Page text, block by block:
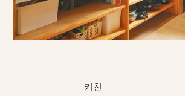
키친